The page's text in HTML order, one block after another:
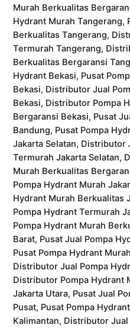
Murah Berkualitas
Hydrant Murah Tangerang,
Berkualitas Tangerang,
Termurah Tangerang,
Berkualitas Bergaransi
Hydrant Bekasi, Pusat
Bekasi, Distributor Jual
Bekasi, Distributor Pompa
Bergaransi Bekasi, Pusat
Bandung, Pusat Pompa
Jakarta Selatan, Distributor
Termurah Jakarta Selatan,
Murah Berkualitas
Pompa Hydrant Murah
Hydrant Murah Berkualitas
Pompa Hydrant Termurah
Pompa Hydrant Murah
Barat, Pusat Jual Pompa
Pusat Pompa Hydrant
Distributor Jual Pompa
Distributor Pompa Hydrant
Jakarta Utara, Pusat Jual
Pusat, Pusat Pompa
Kalimantan, Distributor